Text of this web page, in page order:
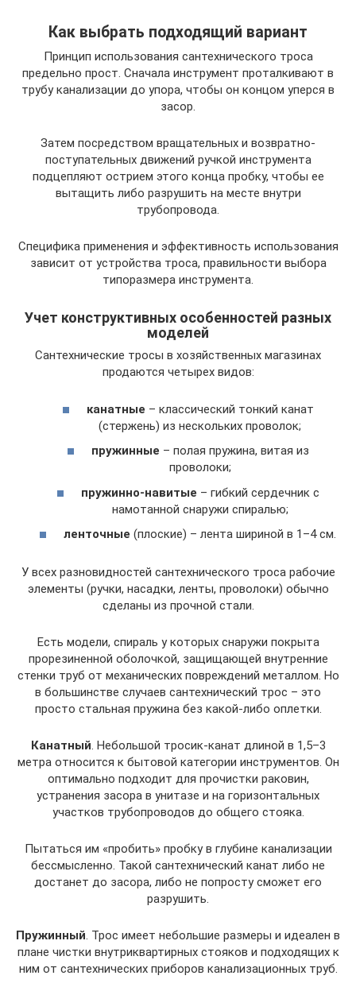
Как выбрать подходящий вариант
Принцип использования сантехнического троса
предельно прост. Сначала инструмент проталкивают в
трубу канализации до упора, чтобы он концом уперся в
засор.
Затем посредством вращательных и возвратно-
поступательных движений ручкой инструмента
подцепляют острием этого конца пробку, чтобы ее
вытащить либо разрушить на месте внутри
трубопровода.
Специфика применения и эффективность использования
зависит от устройства троса, правильности выбора
типоразмера инструмента.
Учет конструктивных особенностей разных
моделей
Сантехнические тросы в хозяйственных магазинах
продаются четырех видов:
канатные – классический тонкий канат
(стержень) из нескольких проволок;
пружинные – полая пружина, витая из
проволоки;
пружинно-навитые – гибкий сердечник с
намотанной снаружи спиралью;
ленточные (плоские) – лента шириной в 1–4 см.
У всех разновидностей сантехнического троса рабочие
элементы (ручки, насадки, ленты, проволоки) обычно
сделаны из прочной стали.
Есть модели, спираль у которых снаружи покрыта
прорезиненной оболочкой, защищающей внутренние
стенки труб от механических повреждений металлом. Но
в большинстве случаев сантехнический трос – это
просто стальная пружина без какой-либо оплетки.
Канатный. Небольшой тросик-канат длиной в 1,5–3
метра относится к бытовой категории инструментов. Он
оптимально подходит для прочистки раковин,
устранения засора в унитазе и на горизонтальных
участков трубопроводов до общего стояка.
Пытаться им «пробить» пробку в глубине канализации
бессмысленно. Такой сантехнический канат либо не
достанет до засора, либо не попросту сможет его
разрушить.
Пружинный. Трос имеет небольшие размеры и идеален в
плане чистки внутриквартирных стояков и подходящих к
ним от сантехнических приборов канализационных труб.